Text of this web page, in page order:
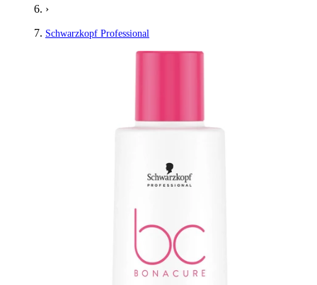
›
Schwarzkopf Professional